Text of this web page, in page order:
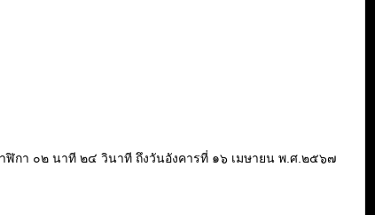
กา ๐๒ นาที ๒๔ วินาที ถึงวันอังคารที่ ๑๖ เมษายน พ.ศ.๒๕๖๗